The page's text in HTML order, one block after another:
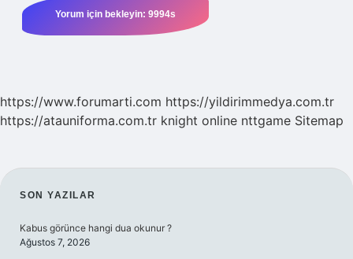
https://www.forumarti.com https://yildirimmedya.com.tr
https://atauniforma.com.tr knight online nttgame Sitemap
SIDEBAR
SON YAZILAR
Kabus görünce hangi dua okunur ?
Ağustos 7, 2026